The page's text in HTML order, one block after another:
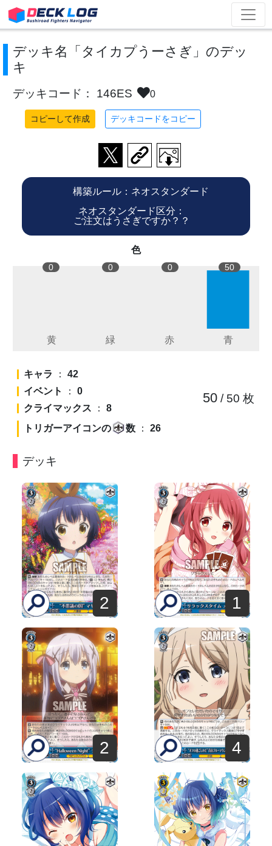
デッキ名「タイカプうーさぎ」のデッ
キ
デッキコード： 146ES 0
コピーして作成 デッキコードをコピー
構築ルール：ネオスタンダード
ネオスタンダード区分：
ご注文はうさぎですか？？
色
0 0 0 50
キャラ ： 42
イベント
： 0
クライマックス ： 8
トリガーアイコンの
数 ： 26
50/ 50 枚
デッキ
2 1
2 4